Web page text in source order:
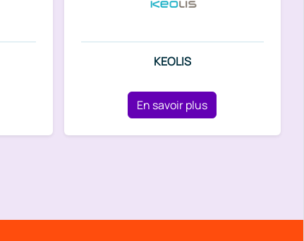
KEOLIS
En savoir plus